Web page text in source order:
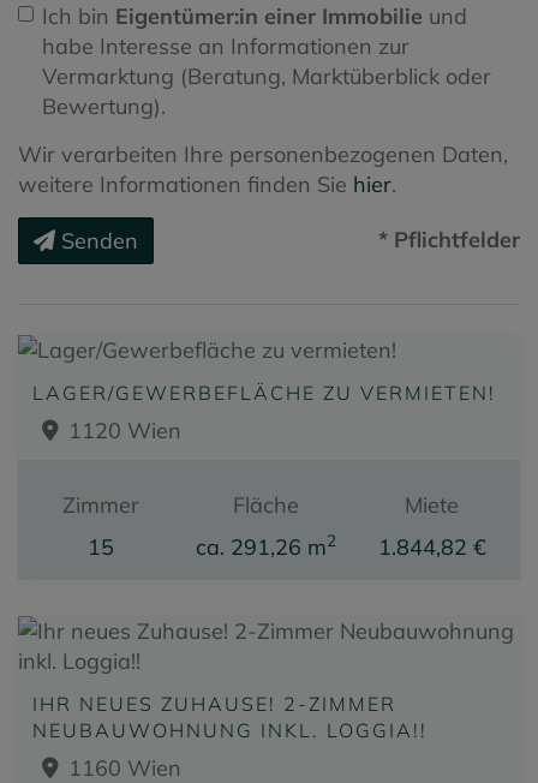
Ich bin Eigentümer:in einer Immobilie und
habe Interesse an Informationen zur
Vermarktung (Beratung, Marktüberblick oder
Bewertung).
Wir verarbeiten Ihre personenbezogenen Daten,
weitere Informationen finden Sie hier.
Senden * Pflichtfelder
LAGER/GEWERBEFLÄCHE ZU VERMIETEN!
1120 Wien
Zimmer
15
Fläche
ca. 291,26 m2
Miete
1.844,82 €
IHR NEUES ZUHAUSE! 2-ZIMMER
NEUBAUWOHNUNG INKL. LOGGIA!!
1160 Wien